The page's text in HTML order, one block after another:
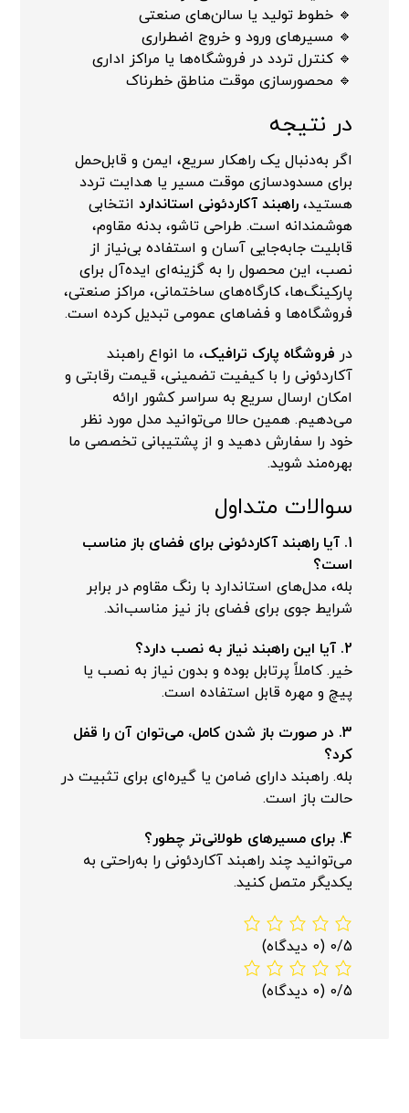
🔹 خطوط تولید یا سالن‌های صنعتی
🔹 مسیرهای ورود و خروج اضطراری
🔹 کنترل تردد در فروشگاه‌ها یا مراکز اداری
🔹 محصورسازی موقت مناطق خطرناک
در نتیجه
اگر به‌دنبال یک راهکار سریع، ایمن و قابل‌حمل
برای مسدودسازی موقت مسیر یا هدایت تردد
هستید،راهبند آکاردئونی استاندارد انتخابی
هوشمندانه است. طراحی تاشو، بدنه مقاوم،
قابلیت جابه‌جایی آسان و استفاده بی‌نیاز از
نصب، این محصول را به گزینه‌ای ایده‌آل برای
پارکینگ‌ها، کارگاه‌های ساختمانی، مراکز صنعتی،
فروشگاه‌ها و فضاهای عمومی تبدیل کرده است.
در فروشگاه پارک ترافیک، ما انواع راهبند
آکاردئونی را با کیفیت تضمینی، قیمت رقابتی و
امکان ارسال سریع به سراسر کشور ارائه
می‌دهیم. همین حالا می‌توانید مدل مورد نظر
خود را سفارش دهید و از پشتیبانی تخصصی ما
بهره‌مند شوید.
سوالات متداول
1. آیا راهبند آکاردئونی برای فضای باز مناسب
است؟
بله، مدل‌های استاندارد با رنگ مقاوم در برابر
شرایط جوی برای فضای باز نیز مناسب‌اند.
2. آیا این راهبند نیاز به نصب دارد؟
خیر. کاملاً پرتابل بوده و بدون نیاز به نصب یا
پیچ و مهره قابل استفاده است.
3. در صورت باز شدن کامل، می‌توان آن را قفل
کرد؟
بله. راهبند دارای ضامن یا گیره‌ای برای تثبیت در
حالت باز است.
4. برای مسیرهای طولانی‌تر چطور؟
می‌توانید چند راهبند آکاردئونی را به‌راحتی به
یکدیگر متصل کنید.
0/5 (0 دیدگاه)
0/5 (0 دیدگاه)